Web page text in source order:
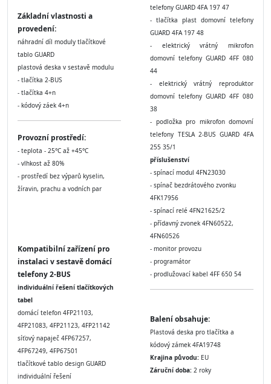
Základní vlastnosti a
provedení:
náhradní díl moduly tlačítkové
tablo GUARD
plastová deska v sestavě modulu
- tlačítka 2-BUS
- tlačítka 4+n
- kódový záek 4+n
Provozní prostředí:
- teplota - 25°C až +45°C
- vlhkost až 80%
- prostředí bez výparů kyselin,
žíravin, prachu a vodních par
Kompatibilní zařízení pro
instalaci v sestavě domácí
telefony 2-BUS
individuální řešení tlačítkových
tabel
domácí telefon 4FP21103,
4FP21083, 4FP21123, 4FP21142
síťový napaječ 4FP67257,
4FP67249, 4FP67501
tlačítkové tablo design GUARD
individuální řešení
telefony GUARD 4FA 197 47
- tlačítka plast domovní telefony
GUARD 4FA 197 48
- elektrický vrátný mikrofon
domovní telefony GUARD 4FF 080
44
- elektrický vrátný reproduktor
domovní telefony GUARD 4FF 080
38
- podložka pro mikrofon domovní
telefony TESLA 2-BUS GUARD 4FA
255 35/1
příslušenství
- spínací modul 4FN23030
- spínač bezdrátového zvonku
4FK17956
- spínací relé 4FN21625/2
- přídavný zvonek 4FN60522,
4FN60526
- monitor provozu
- programátor
- prodlužovací kabel 4FF 650 54
Balení obsahuje:
Plastová deska pro tlačítka a
kódový zámek 4FA19748
Krajina původu: EU
Záruční doba: 2 roky